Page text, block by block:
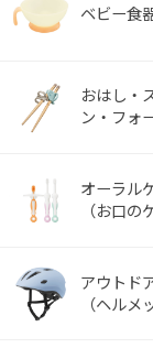
ベビー食
おはし・
ン・フォ
オーラル
（お口の
アウトド
（ヘルメ